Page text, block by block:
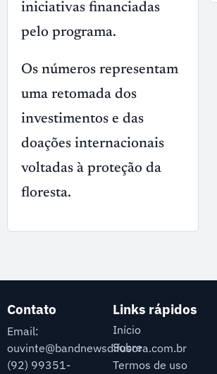
iniciativas financiadas
pelo programa.
Os números representam
uma retomada dos
investimentos e das
doações internacionais
voltadas à proteção da
floresta.
Contato
Email:
ouvinte@bandnewsdifusora.com.br
(92) 99351-
Links rápidos
Início
Sobre
Termos de uso